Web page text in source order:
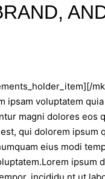
ipsam voluptatem
magni dolores eos
qui dolorem ipsum
eius modi
ipsum